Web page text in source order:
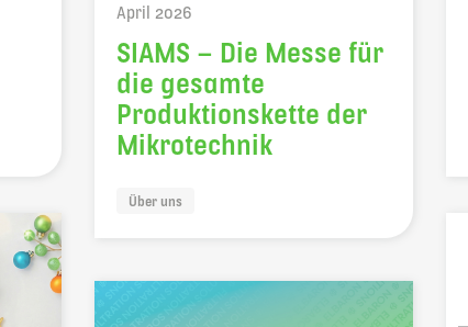
April 2026
SIAMS – Die Messe für
die gesamte
Produktionskette der
Mikrotechnik
Über uns